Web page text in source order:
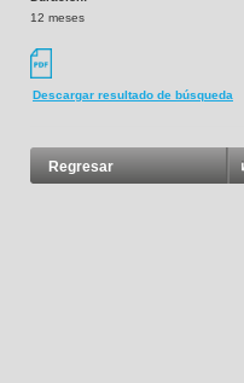
12 meses
Descargar resultado de búsqueda
Regresar